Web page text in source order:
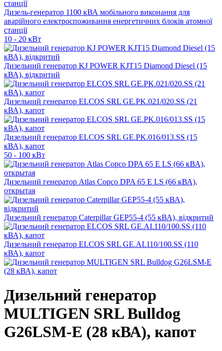
Дизель-генератор 1100 кВА мобільного виконання для
аварійного електроспоживання енергетичних блоків атомної
станції
10 - 20 кВт
Дизельний генератор KJ POWER KJT15 Diamond Diesel (15
кВА), відкритий
Дизельний генератор ELCOS SRL GE.PK.021/020.SS (21
кВА), капот
Дизельний генератор ELCOS SRL GE.PK.016/013.SS (15
кВА), капот
50 - 100 кВт
Дизельний генератор Atlas Copco DPA 65 E LS (66 кВА),
открытая
Дизельний генератор Caterpillar GEP55-4 (55 кВА), відкритий
Дизельний генератор ELCOS SRL GE.AI.110/100.SS (110
кВА), капот
Дизельний генератор
MULTIGEN SRL Bulldog
G26LSM-E (28 кВА), капот